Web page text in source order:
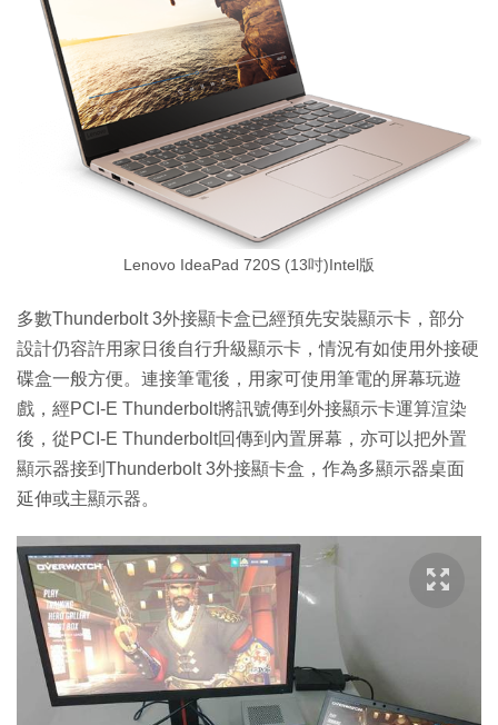
Lenovo IdeaPad 720S (13吋)Intel版
多數Thunderbolt 3外接顯卡盒已經預先安裝顯示卡，部分
設計仍容許用家日後自行升級顯示卡，情況有如使用外接硬
碟盒一般方便。連接筆電後，用家可使用筆電的屏幕玩遊
戲，經PCI-E Thunderbolt將訊號傳到外接顯示卡運算渲染
後，從PCI-E Thunderbolt回傳到內置屏幕，亦可以把外置
顯示器接到Thunderbolt 3外接顯卡盒，作為多顯示器桌面
延伸或主顯示器。